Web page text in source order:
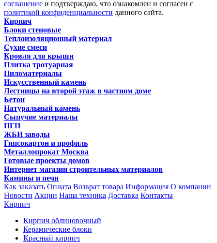
соглашение и подтверждаю, что ознакомлен и согласен с
политикой конфиденциальности данного сайта.
Кирпич
Блоки стеновые
Теплоизоляционный материал
Сухие смеси
Кровля для крыши
Плитка тротуарная
Пиломатериалы
Искусственный камень
Лестницы на второй этаж в частном доме
Бетон
Натуральный камень
Сыпучие материалы
ПГП
ЖБИ заводы
Гипсокартон и профиль
Металлопрокат Москва
Готовые проекты домов
Интернет магазин строительных материалов
Камины и печи
Как заказать Оплата Возврат товара Информация О компании
Новости Акции Наша техника Доставка Контакты
Кирпич
Кирпич облицовочный
Керамические блоки
Красный кирпич